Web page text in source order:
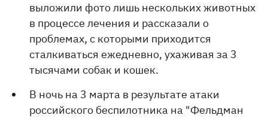
выложили фото лишь нескольких животных
в процессе лечения и рассказали о
проблемах, с которыми приходится
сталкиваться ежедневно, ухаживая за 3
тысячами собак и кошек.
В ночь на 3 марта в результате атаки
российского беспилотника на "Фельдман